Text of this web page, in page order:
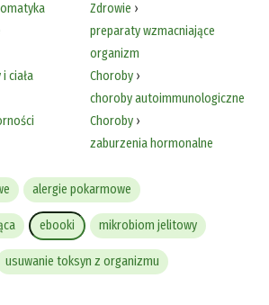
ciała
Zdrowie ›
preparaty wzmacniające
organizm
Choroby›
choroby autoimmunologiczne
Choroby›
zaburzenia hormonalne
alergie pokarmowe
ebooki mikrobiom jelitowy
usuwanie toksyn z organizmu